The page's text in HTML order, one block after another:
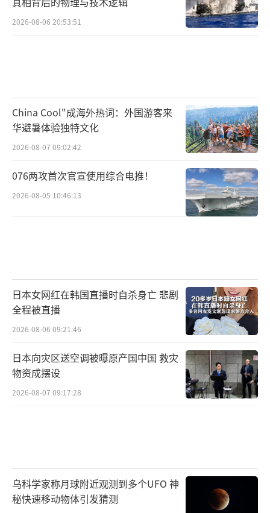
也将对韩国政局格局产生深远影响。
2026-08-06 20:53:51
China Cool"成海外热词：外国游客来
华避暑体验独特文化
2026-08-07 09:02:42
076两攻首次官宣使用综合电推！
2026-08-05 10:46:13
日本女网红在韩国直播时自杀身亡 悲剧
全程被直播
2026-08-06 09:21:46
日本向灾区送空调被曝原产国中国 救灾
物资成摆设
2026-08-07 09:17:28
乌科学家称月球附近观测到多个UFO 神
秘快速移动物体引发猜测